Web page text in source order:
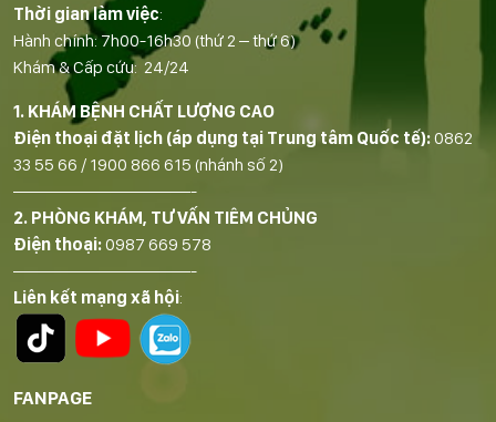
Thời gian làm việc:
Hành chính: 7h00-16h30 (thứ 2 – thứ 6)
Khám & Cấp cứu: 24/24
1. KHÁM BỆNH CHẤT LƯỢNG CAO
Điện thoại đặt lịch (áp dụng tại Trung tâm Quốc tế):0862
33 55 66 / 1900 866 615 (nhánh số 2)
——————————-
2. PHÒNG KHÁM, TƯ VẤN TIÊM CHỦNG
Điện thoại:0987 669 578
——————————-
Liên kết mạng xã hội:
FANPAGE